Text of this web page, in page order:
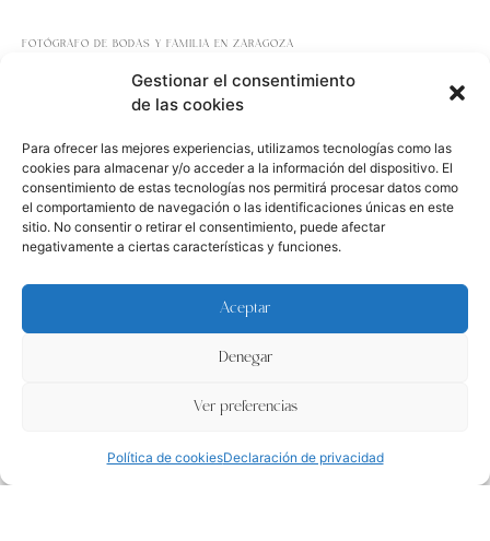
Gestionar el consentimiento
de las cookies
Para ofrecer las mejores experiencias, utilizamos tecnologías como las
cookies para almacenar y/o acceder a la información del dispositivo. El
consentimiento de estas tecnologías nos permitirá procesar datos como
el comportamiento de navegación o las identificaciones únicas en este
sitio. No consentir o retirar el consentimiento, puede afectar
negativamente a ciertas características y funciones.
Aceptar
Denegar
Ver preferencias
Política de cookiesDeclaración de privacidad
FOTÓGRAFO DE BODAS Y FAMILIA EN ZARAGOZA
reportajes honestos, emocionales y lifestyle.
Fotografía de bodas y familia pensada para quienes valoran la emoción, la
SERVICIOS Y EXPERIENCIAS
Fotógrafo de Bodas Zaragoza
Fotografia de familia Zaragoza
Sesión preboda y postboda
Sesión embarazo exterior
Sesión recien nacido lifestyle
Fotografia familiar
EVOQUE · Una nueva forma de vivir lo inolvidable